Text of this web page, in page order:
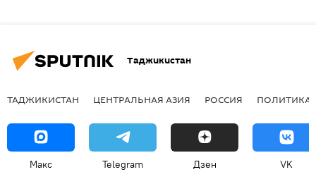
Таджикистан
ТАДЖИКИСТАН ЦЕНТРАЛЬНАЯ АЗИЯ РОССИЯ ПОЛИТИКА
Макс Telegram Дзен VK